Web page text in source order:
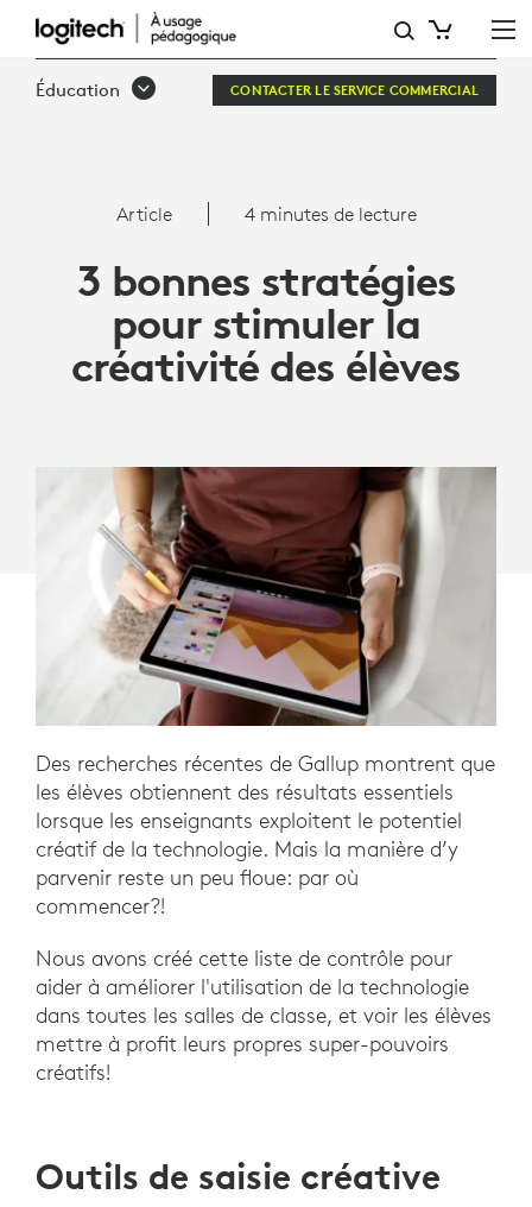
3 BONNES
STRATÉGIES
CRÉATIVITÉ
ÉLÈVES
Éducation CONTACTER LE SERVICE COMMERCIAL
Article 4 minutes de lecture
3 bonnes stratégies
pour stimuler la
créativité des élèves
Des recherches récentes de Gallup montrent que
les élèves obtiennent des résultats essentiels
lorsque les enseignants exploitent le potentiel
créatif de la technologie. Mais la manière d’y
parvenir reste un peu floue: par où
commencer?!
Nous avons créé cette liste de contrôle pour
aider à améliorer l'utilisation de la technologie
dans toutes les salles de classe, et voir les élèves
mettre à profit leurs propres super-pouvoirs
créatifs!
Outils de saisie créative